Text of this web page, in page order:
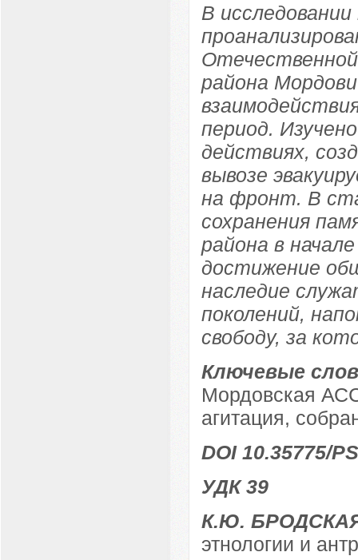
В
района
период.
действиях,
вывозе
на фронт. В
сохранения
района в
достижение
наследие
поколений,
свободу, за
Ключевые
Мордовская
агитация,
DOI 10.35775/
УДК 39
К.Ю.
этнологии и